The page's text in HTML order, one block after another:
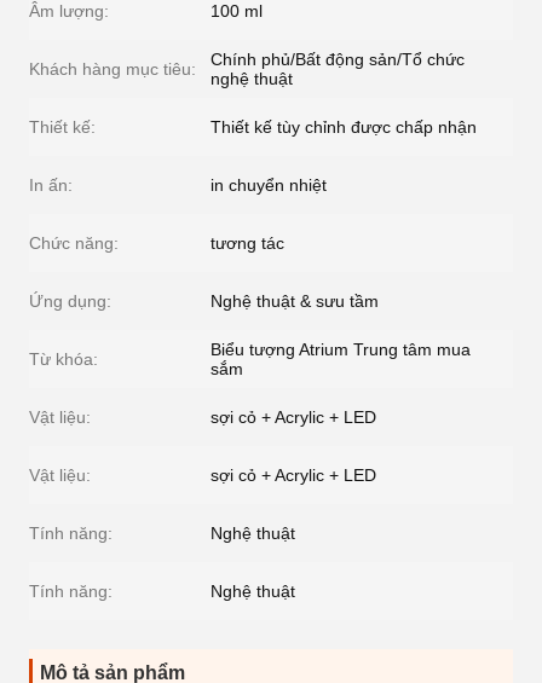
Âm lượng: 100 ml
Khách hàng mục tiêu:
Chính phủ/Bất động sản/Tổ chức
nghệ thuật
Thiết kế: Thiết kế tùy chỉnh được chấp nhận
In ấn: in chuyển nhiệt
Chức năng: tương tác
Ứng dụng: Nghệ thuật & sưu tầm
Từ khóa:
Biểu tượng Atrium Trung tâm mua
sắm
Vật liệu: sợi cỏ + Acrylic + LED
Vật liệu: sợi cỏ + Acrylic + LED
Tính năng: Nghệ thuật
Tính năng: Nghệ thuật
Mô tả sản phẩm